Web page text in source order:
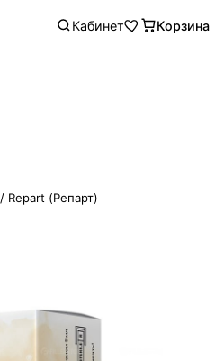
Кабинет Корзина
/ Repart (Репарт)